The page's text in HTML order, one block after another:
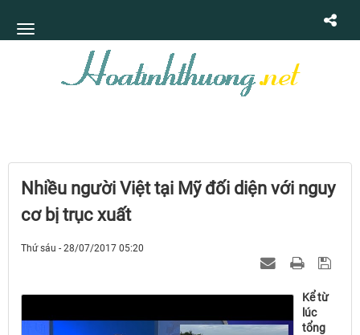
Nhiều người Việt tại Mỹ đối diện với nguy
cơ bị trục xuất
Thứ sáu - 28/07/2017 05:20
Kể từ
lúc
tổng